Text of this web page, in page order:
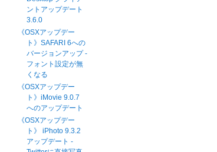
ントアップデート
3.6.0
《OSXアップデー
ト》SAFARI 6への
バージョンアップ -
フォント設定が無
くなる
《OSXアップデー
ト》iMovie 9.0.7
へのアップデート
《OSXアップデー
ト》 iPhoto 9.3.2
アップデート -